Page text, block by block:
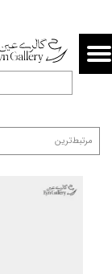
حساب کاربری من
تغییر گذر واژه
خروج از حساب
مرتبط‌ترین